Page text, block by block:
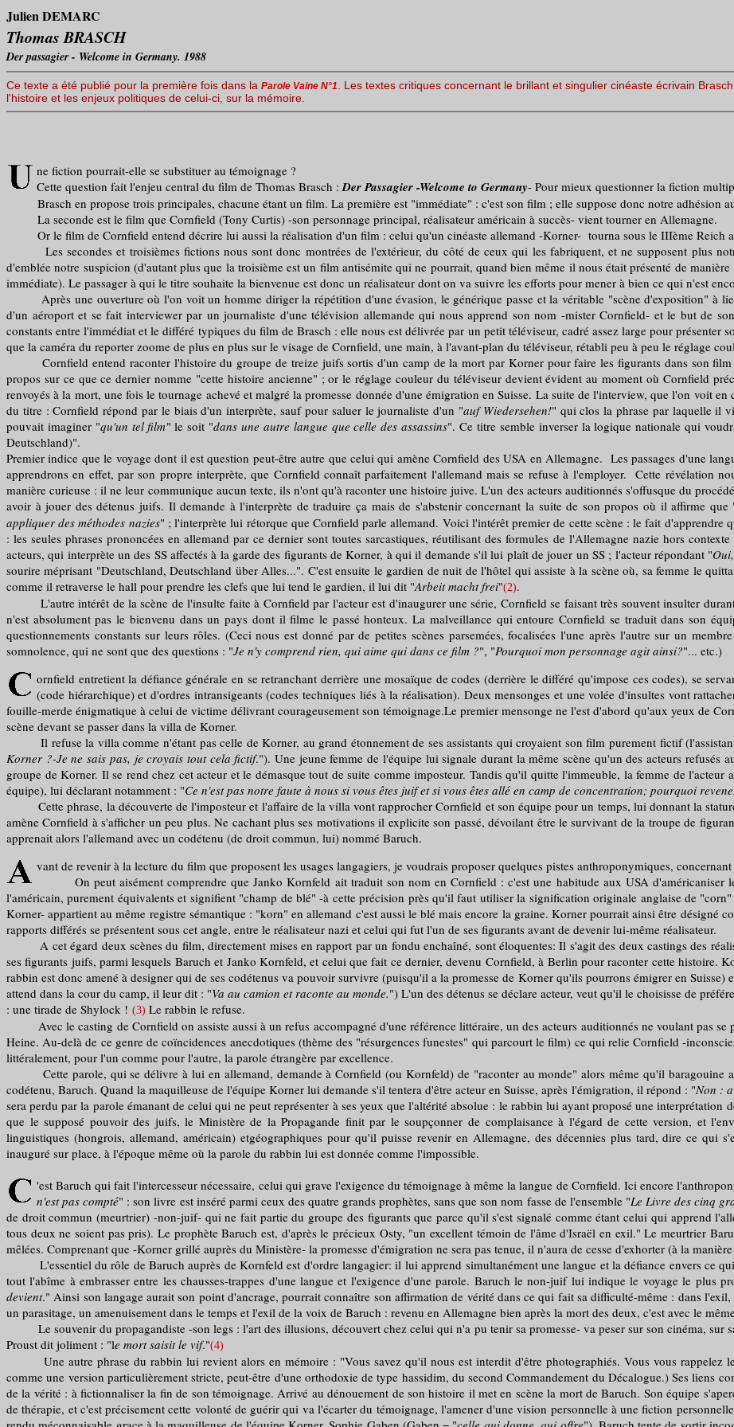
Julien DEMARC
Thomas BRASCH
Der passagier - Welcome in Germany. 1988
Ce texte a été publié pour la première fois dans la Parole Vaine N°1
. Les textes critiques concernant le brillant et singulier cinéaste écrivain
l'histoire et les enjeux politiques de celui-ci, sur la mémoire.
ne fiction pourrait-elle se substituer au témoignage ?
Cette question fait l'enjeu central du film de Thomas Brasch :Der Passagier -Welcome to Germany- Pour mieux questionner la fiction
Brasch en propose trois principales, chacune étant un film. La première est "immédiate" : c'est son film ; elle suppose donc notre adhésion
La seconde est le film que Cornfield (Tony Curtis) -son personnage principal, réalisateur américain à succès- vient tourner en Allemagne.
Or le film de Cornfield entend décrire lui aussi la réalisation d'un film : celui qu'un cinéaste allemand -Korner- tourna sous le IIIème Reich
Les secondes et troisièmes fictions nous sont donc montrées de l'extérieur, du côté de ceux qui les fabriquent, et ne supposent plus
d'emblée notre suspicion (d'autant plus que la troisième est un film antisémite qui ne pourrait, quand bien même il nous était présenté de
immédiate). Le passager à qui le titre souhaite la bienvenue est donc un réalisateur dont on va suivre les efforts pour mener à bien ce qui n'est
Après une ouverture où l'on voit un homme diriger la répétition d'une évasion, le générique passe et la véritable "scène d'exposition" à
d'un aéroport et se fait interviewer par un journaliste d'une télévision allemande qui nous apprend son nom -mister Cornfield- et le but de
constants entre l'immédiat et le différé typiques du film de Brasch : elle nous est délivrée par un petit téléviseur, cadré assez large pour
que la caméra du reporter zoome de plus en plus sur le visage de Cornfield, une main, à l'avant-plan du téléviseur, rétabli peu à peu le réglage
Cornfield entend raconter l'histoire du groupe de treize juifs sortis d'un camp de la mort par Korner pour faire les figurants dans son film
propos sur ce que ce dernier nomme "cette histoire ancienne" ; or le réglage couleur du téléviseur devient évident au moment où Cornfield
renvoyés à la mort, une fois le tournage achevé et malgré la promesse donnée d'une émigration en Suisse. La suite de l'interview, que l'on voit
du titre : Cornfield répond par le biais d'un interprète, sauf pour saluer le journaliste d'un "auf Wiedersehen!" qui clos la phrase par laquelle il
pouvait imaginer "qu'un tel film" le soit "dans une autre langue que celle des assassins". Ce titre semble inverser la logique nationale qui
Deutschland)".
Premier indice que le voyage dont il est question peut-être autre que celui qui amène Cornfield des USA en Allemagne. Les passages d'une
apprendrons en effet, par son propre interprète, que Cornfield connaît parfaitement l'allemand mais se refuse à l'employer. Cette révélation
manière curieuse : il ne leur communique aucun texte, ils n'ont qu'à raconter une histoire juive. L'un des acteurs auditionnés s'offusque du
avoir à jouer des détenus juifs. Il demande à l'interprète de traduire ça mais de s'abstenir concernant la suite de son propos où il affirme que
appliquer des méthodes nazies" ; l'interprète lui rétorque que Cornfield parle allemand. Voici l'intérêt premier de cette scène : le fait d'apprendre
: les seules phrases prononcées en allemand par ce dernier sont toutes sarcastiques, réutilisant des formules de l'Allemagne nazie hors
acteurs, qui interprète un des SS affectés à la garde des figurants de Korner, à qui il demande s'il lui plaît de jouer un SS ; l'acteur répondant "
sourire méprisant "Deutschland, Deutschland über Alles...". C'est ensuite le gardien de nuit de l'hôtel qui assiste à la scène où, sa femme le
comme il retraverse le hall pour prendre les clefs que lui tend le gardien, il lui dit "Arbeit macht frei"(2).
L'autre intérêt de la scène de l'insulte faite à Cornfield par l'acteur est d'inaugurer une série, Cornfield se faisant très souvent insulter
n'est absolument pas le bienvenu dans un pays dont il filme le passé honteux. La malveillance qui entoure Cornfield se traduit dans son
questionnements constants sur leurs rôles. (Ceci nous est donné par de petites scènes parsemées, focalisées l'une après l'autre sur un
somnolence, qui ne sont que des questions : "Je n'y comprend rien, qui aime qui dans ce film ?", "Pourquoi mon personnage agit ainsi?"... etc.)
ornfield entretient la défiance générale en se retranchant derrière une mosaïque de codes (derrière le différé qu'impose ces codes), se
(code hiérarchique) et d'ordres intransigeants (codes techniques liés à la réalisation). Deux mensonges et une volée d'insultes vont
fouille-merde énigmatique à celui de victime délivrant courageusement son témoignage.Le premier mensonge ne l'est d'abord qu'aux yeux de
scène devant se passer dans la villa de Korner.
Il refuse la villa comme n'étant pas celle de Korner, au grand étonnement de ses assistants qui croyaient son film purement fictif
Korner ?-Je ne sais pas, je croyais tout cela fictif."). Une jeune femme de l'équipe lui signale durant la même scène qu'un des acteurs refusés
groupe de Korner. Il se rend chez cet acteur et le démasque tout de suite comme imposteur. Tandis qu'il quitte l'immeuble, la femme de l'acteur
équipe), lui déclarant notamment : "Ce n'est pas notre faute à nous si vous êtes juif et si vous êtes allé en camp de concentration; pourquoi
Cette phrase, la découverte de l'imposteur et l'affaire de la villa vont rapprocher Cornfield et son équipe pour un temps, lui donnant la
amène Cornfield à s'afficher un peu plus. Ne cachant plus ses motivations il explicite son passé, dévoilant être le survivant de la troupe de
apprenait alors l'allemand avec un codétenu (de droit commun, lui) nommé Baruch.
vant de revenir à la lecture du film que proposent les usages langagiers, je voudrais proposer quelques pistes anthroponymiques,
On peut aisément comprendre que Janko Kornfeld ait traduit son nom en Cornfield : c'est une habitude aux USA d'américaniser
l'américain, purement équivalents et signifient "champ de blé" -à cette précision près qu'il faut utiliser la signification originale anglaise de
Korner- appartient au même registre sémantique : "korn" en allemand c'est aussi le blé mais encore la graine. Korner pourrait ainsi être désigné
rapports différés se présentent sous cet angle, entre le réalisateur nazi et celui qui fut l'un de ses figurants avant de devenir lui-même réalisateur.
A cet égard deux scènes du film, directement mises en rapport par un fondu enchaîné, sont éloquentes: Il s'agit des deux castings des
ses figurants juifs, parmi lesquels Baruch et Janko Kornfeld, et celui que fait ce dernier, devenu Cornfield, à Berlin pour raconter cette histoire.
rabbin est donc amené à designer qui de ses codétenus va pouvoir survivre (puisqu'il a la promesse de Korner qu'ils pourrons émigrer en
attend dans la cour du camp, il leur dit : "Va au camion et raconte au monde.") L'un des détenus se déclare acteur, veut qu'il le choisisse de
: une tirade de Shylock ! (3) Le rabbin le refuse.
Avec le casting de Cornfield on assiste aussi à un refus accompagné d'une référence littéraire, un des acteurs auditionnés ne voulant pas
Heine. Au-delà de ce genre de coïncidences anecdotiques (thème des "résurgences funestes" qui parcourt le film) ce qui relie Cornfield -
littéralement, pour l'un comme pour l'autre, la parole étrangère par excellence.
Cette parole, qui se délivre à lui en allemand, demande à Cornfield (ou Kornfeld) de "raconter au monde" alors même qu'il baragouine
codétenu, Baruch. Quand la maquilleuse de l'équipe Korner lui demande s'il tentera d'être acteur en Suisse, après l'émigration, il répond : "Non :
sera perdu par la parole émanant de celui qui ne peut représenter à ses yeux que l'altérité absolue : le rabbin lui ayant proposé une
que le supposé pouvoir des juifs, le Ministère de la Propagande finit par le soupçonner de complaisance à l'égard de cette version, et
linguistiques (hongrois, allemand, américain) etgéographiques pour qu'il puisse revenir en Allemagne, des décennies plus tard, dire ce qui
inauguré sur place, à l'époque même où la parole du rabbin lui est donnée comme l'impossible.
'est Baruch qui fait l'intercesseur nécessaire, celui qui grave l'exigence du témoignage à même la langue de Cornfield. Ici encore
n'est pas compté" : son livre est inséré parmi ceux des quatre grands prophètes, sans que son nom fasse de l'ensemble "Le Livre des cinq
de droit commun (meurtrier) -non-juif- qui ne fait partie du groupe des figurants que parce qu'il s'est signalé comme étant celui qui apprend
tous deux ne soient pas pris). Le prophète Baruch est, d'après le précieux Osty, "un excellent témoin de l'âme d'Israël en exil." Le meurtrier
mêlées. Comprenant que -Korner grillé auprès du Ministère- la promesse d'émigration ne sera pas tenue, il n'aura de cesse d'exhorter (à la
L'essentiel du rôle de Baruch auprès de Kornfeld est d'ordre langagier: il lui apprend simultanément une langue et la défiance envers ce
tout l'abîme à embrasser entre les chausses-trappes d'une langue et l'exigence d'une parole. Baruch le non-juif lui indique le voyage le plus
devient." Ainsi son langage aurait son point d'ancrage, pourrait connaître son affirmation de vérité dans ce qui fait sa difficulté-même : dans
un parasitage, un amenuisement dans le temps et l'exil de la voix de Baruch : revenu en Allemagne bien après la mort des deux, c'est avec le
Le souvenir du propagandiste -son legs : l'art des illusions, découvert chez celui qui n'a pu tenir sa promesse- va peser sur son cinéma, sur
Proust dit joliment : "le mort saisit le vif."(4)
Une autre phrase du rabbin lui revient alors en mémoire : "Vous savez qu'il nous est interdit d'être photographiés. Vous vous rappelez
comme une version particulièrement stricte, peut-être d'une orthodoxie de type hassidim, du second Commandement du Décalogue.) Ses liens
de la vérité : à fictionnaliser la fin de son témoignage. Arrivé au dénouement de son histoire il met en scène la mort de Baruch. Son équipe
de thérapie, et c'est précisement cette volonté de guérir qui va l'écarter du témoignage, l'amener d'une vision personnelle à une fiction